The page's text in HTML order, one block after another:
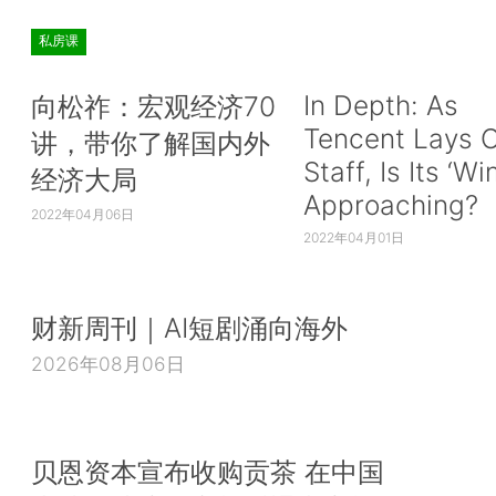
私房课
向松祚：宏观经济70
讲，带你了解国内外
经济大局
2022年04月06日
In Depth: As
Tencent Lays
Staff, Is Its
Approaching?
2022年04月01日
财新周刊｜AI短剧涌向海外
2026年08月06日
贝恩资本宣布收购贡茶 在中国